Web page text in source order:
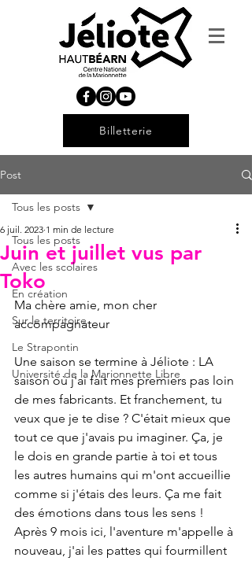
Billetterie
Post
Tous les posts
Avec les scolaires
En création
Sur le territoire
Le Strapontin
Université de la Marionnette Libre
Tous les posts
Juin et juillet vus par
Toko
6 juil. 2023 1 min de lecture
Ma chère amie, mon cher
accompagnateur
Une saison se termine à Jéliote : LA
saison où j'ai fait mes premiers pas loin
de mes fabricants. Et franchement, tu
veux que je te dise ? C'était mieux que
tout ce que j'avais pu imaginer. Ça, je
le dois en grande partie à toi et tous
les autres humains qui m'ont accueillie
comme si j'étais des leurs. Ça me fait
des émotions dans tous les sens !
Après 9 mois ici, l'aventure m'appelle à
nouveau, j'ai les pattes qui fourmillent